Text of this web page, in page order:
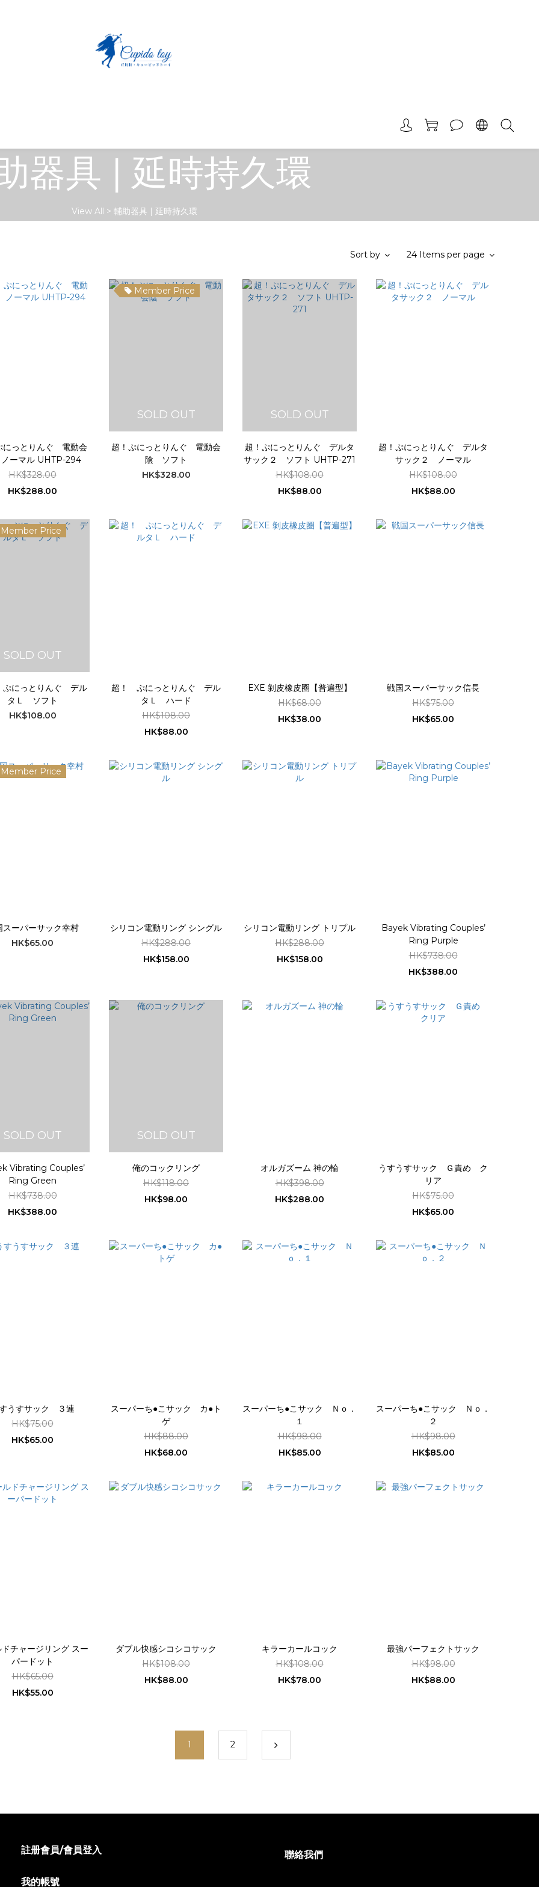
器具 | 延時持久環
View All >輔助器具 | 延時持久環
Sort by 24 Items per page
にっとりんぐ 電動会
ーマル UHTP-294
HK$328.00
HK$288.00
Member Price
SOLD OUT
超！ぷにっとりんぐ 電動会
陰 ソフト
HK$328.00
SOLD OUT
超！ぷにっとりんぐ デルタ
サック２ ソフト UHTP-271
HK$108.00
HK$88.00
超！ぷにっとりんぐ デルタ
サック２ ノーマル
HK$108.00
HK$88.00
Price
SOLD OUT
にっとりんぐ デル
タＬ ソフト
HK$108.00
超！ ぷにっとりんぐ デル
タＬ ハード
HK$108.00
HK$88.00
EXE 剝皮橡皮圈【普遍型】
HK$68.00
HK$38.00
戦国スーパーサック信長
HK$75.00
HK$65.00
Price
スーパーサック幸村
HK$65.00
シリコン電動リング シングル
HK$288.00
HK$158.00
シリコン電動リング トリプル
HK$288.00
HK$158.00
Bayek Vibrating Couples’
Ring Purple
HK$738.00
HK$388.00
SOLD OUT
Vibrating Couples’
Ring Green
HK$738.00
HK$388.00
SOLD OUT
俺のコックリング
HK$118.00
HK$98.00
オルガズーム 神の輪
HK$398.00
HK$288.00
うすうすサック Ｇ責め ク
リア
HK$75.00
HK$65.00
うすサック ３連
HK$75.00
HK$65.00
スーパーち●こサック カ●ト
ゲ
HK$88.00
HK$68.00
スーパーち●こサック Ｎｏ．
１
HK$98.00
HK$85.00
スーパーち●こサック Ｎｏ．
２
HK$98.00
HK$85.00
チャージリング スー
パードット
HK$65.00
HK$55.00
ダブル快感シコシコサック
HK$108.00
HK$88.00
キラーカールコック
HK$108.00
HK$78.00
最強パーフェクトサック
HK$98.00
HK$88.00
1 2
註册會員/會員登入
我的帳號
聯絡我們